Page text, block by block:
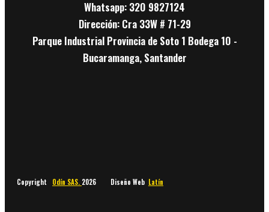
Whatsapp: 320 9827124
Dirección: Cra 33W # 71-29
Parque Industrial Provincia de Soto 1 Bodega 10 -
Bucaramanga, Santander
Copyright Odín SAS. 2026 Diseño Web Latín